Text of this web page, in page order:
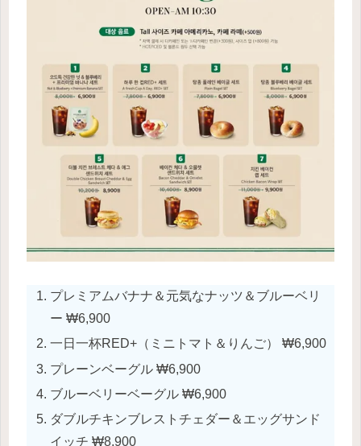
プレミアムバナナ＆元気なナッツ＆ブルーベリ
ー ₩6,900
一日一杯RED+（ミニトマト＆りんご） ₩6,900
プレーンベーグル ₩6,900
ブルーベリーベーグル ₩6,900
ダブルチキンブレストチェダー＆エッグサンド
イッチ ₩8,900